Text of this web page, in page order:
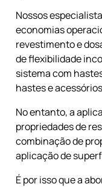
Nossos
economias
revestimento e
de flexibilidade
sistema com
hastes e
No entanto, a
propriedades de
combinação de
aplicação de
É por isso que a